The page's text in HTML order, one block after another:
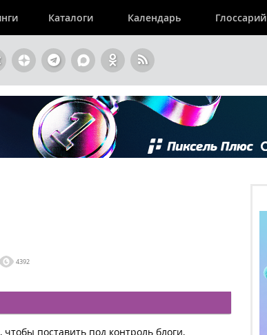
Каталоги Календарь Глоссарий
4392
поставить под контроль блоги,